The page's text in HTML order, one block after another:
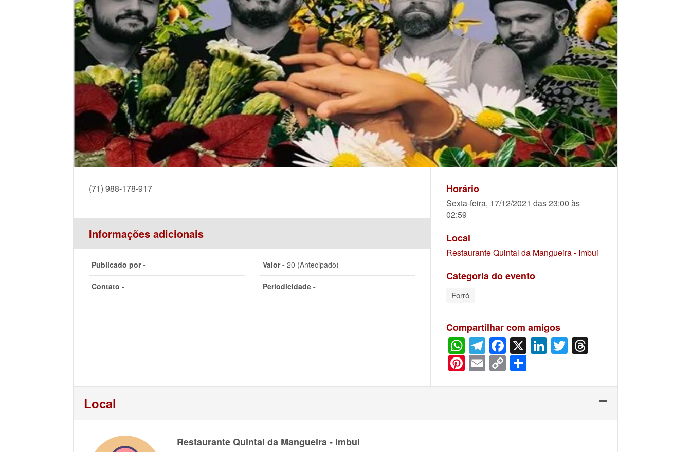
(71) 988-178-917
Informações adicionais
Publicado por - Valor -20 (Antecipado)
Contato - Periodicidade -
Horário
Sexta-feira, 17/12/2021 das 23:00 às
02:59
Local
Restaurante Quintal da Mangueira - Imbui
Categoria do evento
Forró
Compartilhar com amigos
WhatsApp
Telegram
Facebook
X LinkedIn
Twitter
Pinterest
Email
Copy
Link
Local
Restaurante Quintal da Mangueira - Imbui